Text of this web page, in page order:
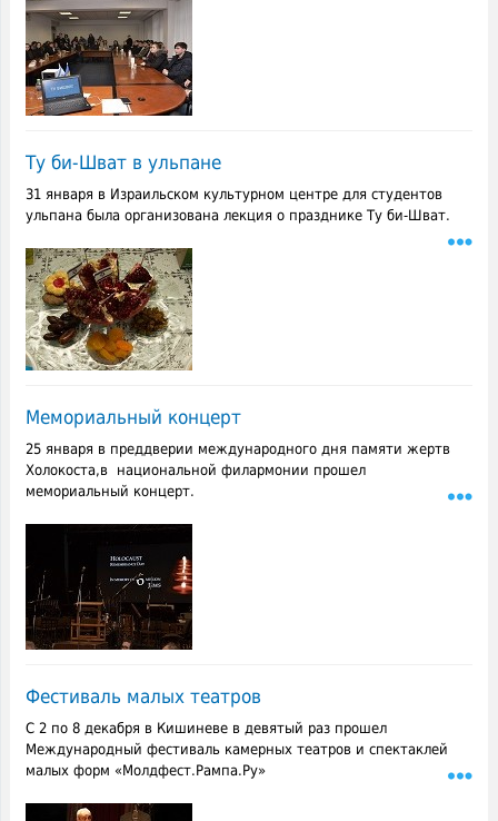
Ту би-Шват в ульпане
31 января в Израильском культурном центре для студентов
ульпана была организована лекция о празднике Ту би-Шват.
Мемориальный концерт
25 января в преддверии международного дня памяти жертв
Холокоста,в национальной филармонии прошел
мемориальный концерт.
Фестиваль малых театров
C 2 по 8 декабря в Кишиневе в девятый раз прошел
Международный фестиваль камерных театров и спектаклей
малых форм «Молдфест.Рампа.Ру»